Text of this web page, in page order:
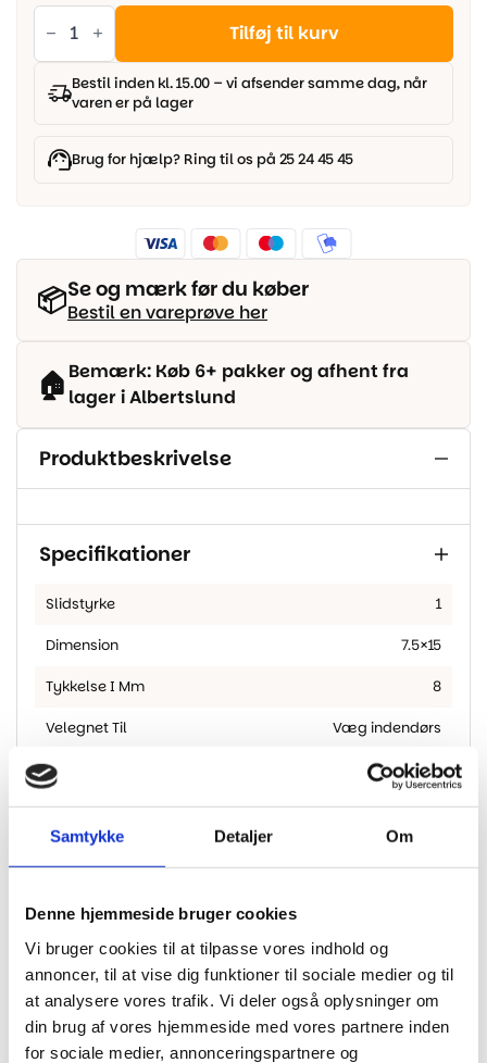
Samtykke Detaljer Om
Denne hjemmeside bruger cookies
Vi bruger cookies til at tilpasse vores indhold og
annoncer, til at vise dig funktioner til sociale medier og til
at analysere vores trafik. Vi deler også oplysninger om
din brug af vores hjemmeside med vores partnere inden
for sociale medier, annonceringspartnere og
Ce.Si
Metro
Talco
facet
7,5x15
cm
88/1/80
Tilføj til kurv
Bestil inden kl. 15.00 – vi afsender samme dag, når
varen er på lager
Brug for hjælp? Ring til os på 25 24 45 45
📦Se og mærk før du køber
Bestil en vareprøve her
🏠 Bemærk: Køb 6+ pakker og afhent fra
lager i Albertslund
Produktbeskrivelse
Specifikationer
Slidstyrke 1
Dimension 7.5×15
Tykkelse I Mm 8
Velegnet Til Væg indendørs
Velegnet Hvor Væg
Farve Hvid
Andre har også kigget
på...
-40% -40%